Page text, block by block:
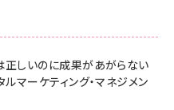
正しいのに成果があがらない
マーケティング・マネジメン